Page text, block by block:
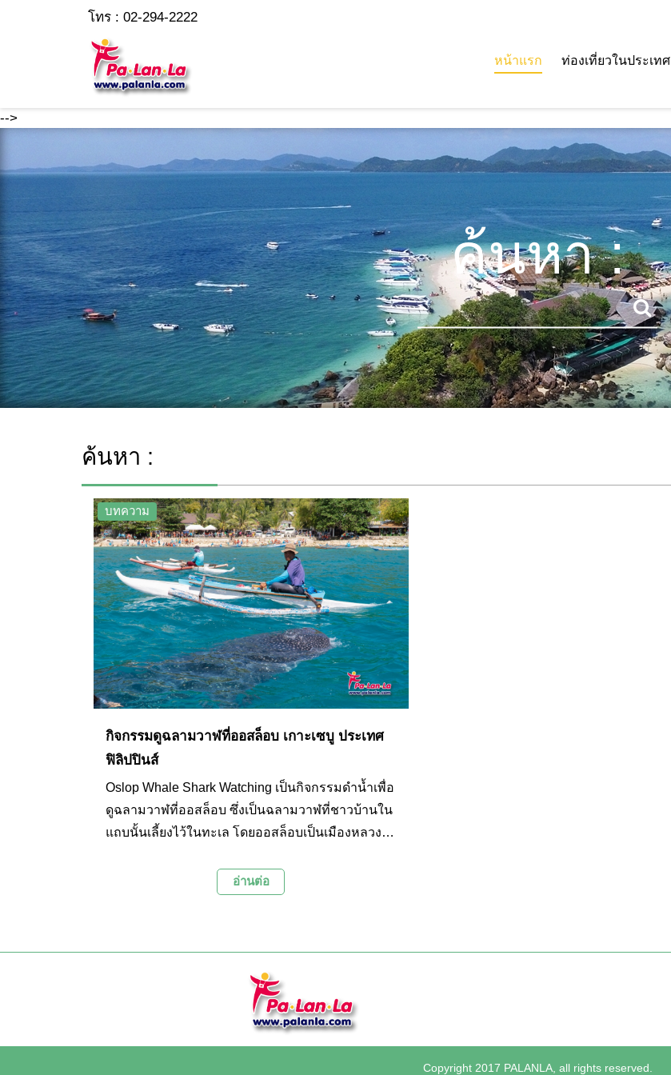
-->
โทร : 02-294-2222
หน้าแรก ท่องเที่ยวในประเทศ
ค้นหา :
ค้นหา :
บทความ
กิจกรรมดูฉลามวาฬที่ออสล็อบ เกาะเซบู ประเทศ
ฟิลิปปินส์
Oslop Whale Shark Watching เป็นกิจกรรมดำน้ำเพื่อ
ดูฉลามวาฬที่ออสล็อบ ซึ่งเป็นฉลามวาฬที่ชาวบ้านใน
แถบนั้นเลี้ยงไว้ในทะเล โดยออสล็อบเป็นเมืองหลวง
ออกเฉียงใต้ของเมืองเซบูอ่านต่อ
Copyright 2017 PALANLA, all rights reserved.